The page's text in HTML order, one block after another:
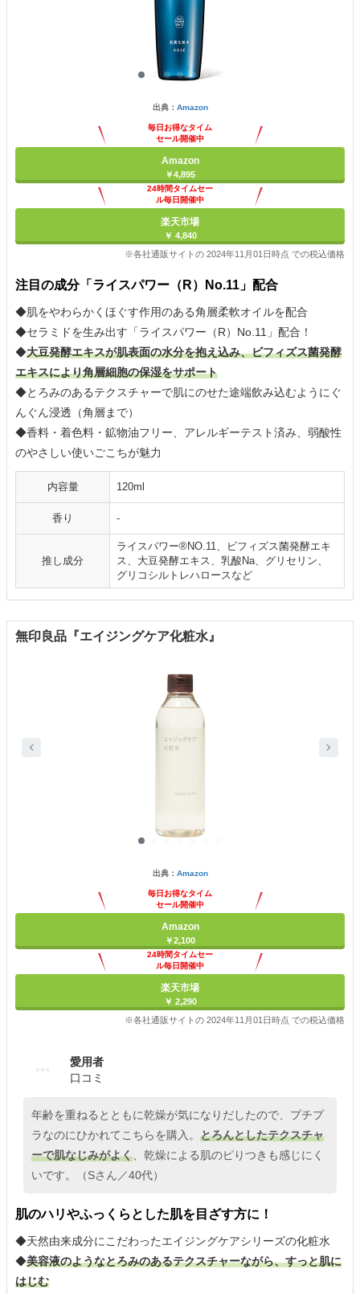
出典： Amazon
毎日お得なタイム
セール開催中
Amazon
￥4,895
24時間タイムセー
ル毎日開催中
楽天市場
￥ 4,840
※各社通販サイトの 2024年11月01日時点 での税込価格
注目の成分「ライスパワー（R）No.11」配合
◆肌をやわらかくほぐす作用のある角層柔軟オイルを配合
◆セラミドを生み出す「ライスパワー（R）No.11」配合！
◆大豆発酵エキスが肌表面の水分を抱え込み、ビフィズス菌発酵
エキスにより角層細胞の保湿をサポート
◆とろみのあるテクスチャーで肌にのせた途端飲み込むようにぐ
んぐん浸透（角層まで）
◆香料・着色料・鉱物油フリー、アレルギーテスト済み、弱酸性
のやさしい使いごこちが魅力
内容量 120ml
香り -
推し成分
ライスパワー®NO.11、ビフィズス菌発酵エキ
ス、大豆発酵エキス、乳酸Na、グリセリン、
グリコシルトレハロースなど
無印良品『エイジングケア化粧水』
出典： Amazon
毎日お得なタイム
セール開催中
Amazon
￥2,100
24時間タイムセー
ル毎日開催中
楽天市場
￥ 2,290
※各社通販サイトの 2024年11月01日時点 での税込価格
愛用者
口コミ
年齢を重ねるとともに乾燥が気になりだしたので、プチプ
ラなのにひかれてこちらを購入。 とろんとしたテクスチャ
ーで肌なじみがよく、乾燥による肌のピりつきも感じにく
いです。（Sさん／40代）
肌のハリやふっくらとした肌を目ざす方に！
◆天然由来成分にこだわったエイジングケアシリーズの化粧水
◆美容液のようなとろみのあるテクスチャーながら、すっと肌に
はじむ